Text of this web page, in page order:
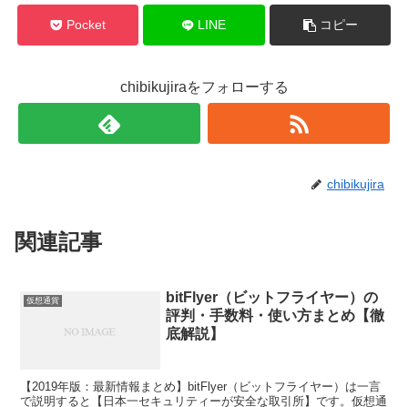
Pocket LINE コピー
chibikujiraをフォローする
chibikujira
関連記事
仮想通貨
bitFlyer（ビットフライヤー）の
評判・手数料・使い方まとめ【徹
底解説】
【2019年版：最新情報まとめ】bitFlyer（ビットフライヤー）は一言
で説明すると【日本一セキュリティーが安全な取引所】です。仮想通